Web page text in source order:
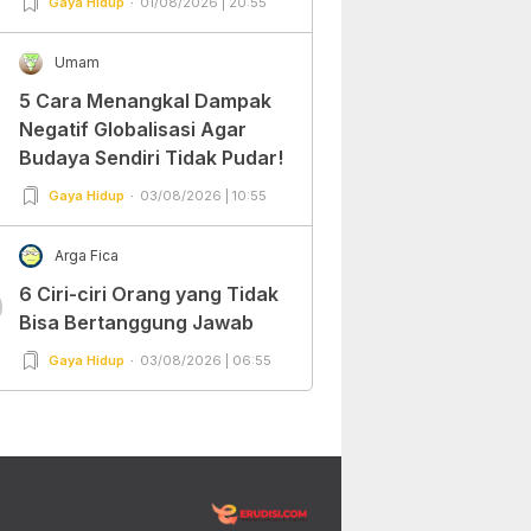
Umam
5 Cara Menangkal Dampak
Negatif Globalisasi Agar
Budaya Sendiri Tidak Pudar!
Gaya Hidup 03/08/2026 | 10:55
Arga Fica
6 Ciri-ciri Orang yang Tidak
Bisa Bertanggung Jawab
Gaya Hidup 03/08/2026 | 06:55